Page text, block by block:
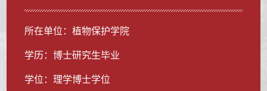
所在单位：植物保护学院
学历：博士研究生毕业
学位：理学博士学位